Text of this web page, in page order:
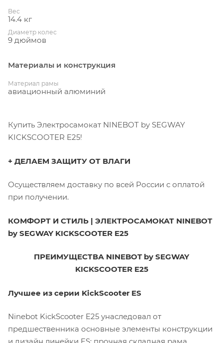
Вес
14.4 кг
Диаметр колес
9 дюймов
Материалы и конструкция
Материал рамы
авиационный алюминий
Купить Электросамокат NINEBOT by SEGWAY
KICKSCOOTER E25!
+ ДЕЛАЕМ ЗАЩИТУ ОТ ВЛАГИ
Осуществляем доставку по всей России с оплатой
при получении.
КОМФОРТ И СТИЛЬ | ЭЛЕКТРОСАМОКАТ NINEBOT
by SEGWAY KICKSCOOTER E25
ПРЕИМУЩЕСТВА NINEBOT by SEGWAY
KICKSCOOTER E25
Лучшее из серии KickScooter ES
Ninebot KickScooter E25 унаследовал от
предшественника основные элементы конструкции